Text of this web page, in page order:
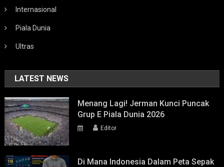
Internasional
Piala Dunia
Ultras
LATEST NEWS
Menang Lagi! Jerman Kunci Puncak
Grup E Piala Dunia 2026
Editor
Di Mana Indonesia Dalam Peta Sepak